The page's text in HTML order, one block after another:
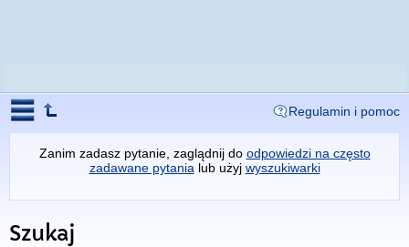
Regulamin i pomoc
Zanim zadasz pytanie, zaglądnij do odpowiedzi na często
zadawane pytania lub użyj wyszukiwarki
Szukaj